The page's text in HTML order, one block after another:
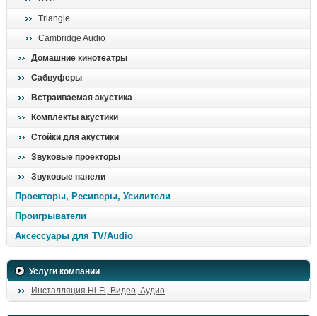
Triangle
Cambridge Audio
Домашние кинотеатры
Сабвуферы
Встраиваемая акустика
Комплекты акустики
Стойки для акустики
Звуковые проекторы
Звуковые панели
Проекторы, Ресиверы, Усилители
Проигрыватели
Аксессуары для TV/Audio
Услуги компании
Инсталляция Hi-Fi, Видео, Аудио